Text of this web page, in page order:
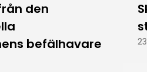
den
befälhavare
23